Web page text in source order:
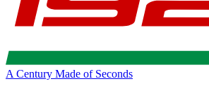
A Century Made of Seconds